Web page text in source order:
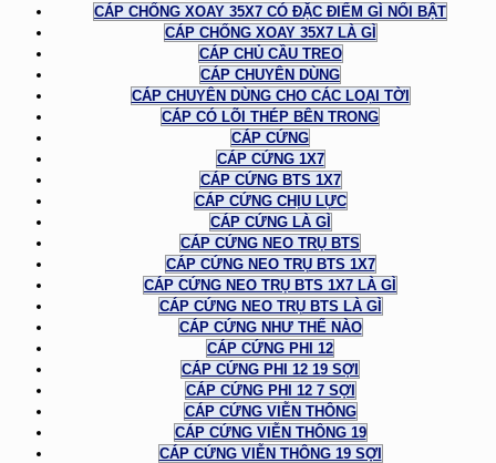
CÁP CHỐNG XOAY 35X7 CÓ ĐẶC ĐIỂM GÌ NỔI BẬT
CÁP CHỐNG XOAY 35X7 LÀ GÌ
CÁP CHỦ CẦU TREO
CÁP CHUYÊN DÙNG
CÁP CHUYÊN DÙNG CHO CÁC LOẠI TỜI
CÁP CÓ LÕI THÉP BÊN TRONG
CÁP CỨNG
CÁP CỨNG 1X7
CÁP CỨNG BTS 1X7
CÁP CỨNG CHỊU LỰC
CÁP CỨNG LÀ GÌ
CÁP CỨNG NEO TRỤ BTS
CÁP CỨNG NEO TRỤ BTS 1X7
CÁP CỨNG NEO TRỤ BTS 1X7 LÀ GÌ
CÁP CỨNG NEO TRỤ BTS LÀ GÌ
CÁP CỨNG NHƯ THẾ NÀO
CÁP CỨNG PHI 12
CÁP CỨNG PHI 12 19 SỢI
CÁP CỨNG PHI 12 7 SỢI
CÁP CỨNG VIỄN THÔNG
CÁP CỨNG VIỄN THÔNG 19
CÁP CỨNG VIỄN THÔNG 19 SỢI